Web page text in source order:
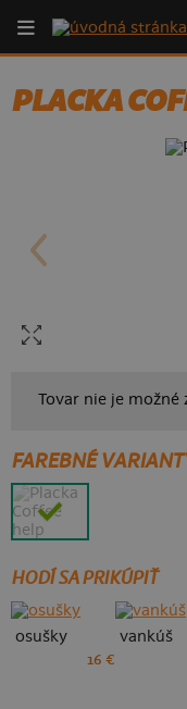
PLACKA
Tovar nie je možné
FAREBNÉ
HODÍ SA PRIKÚPIŤ
osušky
16 €
vankúš